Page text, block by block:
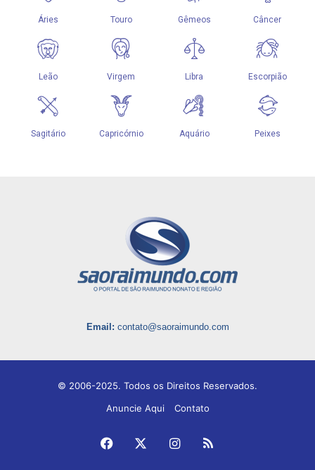
Email: contato@saoraimundo.com
© 2006-2025. Todos os Direitos Reservados.
Anuncie Aqui
Contato
Facebook Instagram
RSS